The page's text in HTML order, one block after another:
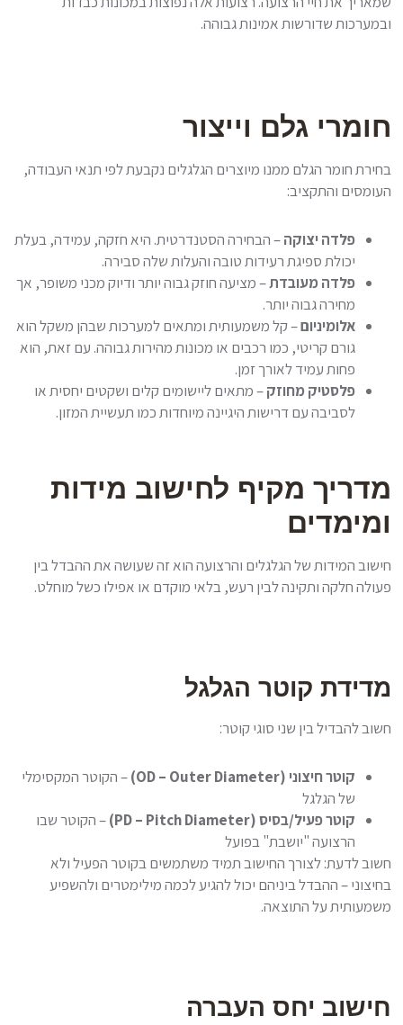
ובמערכות שדורשות אמינות גבוהה.
חומרי גלם וייצור
בחירת חומר הגלם ממנו מיוצרים הגלגלים נקבעת לפי תנאי העבודה,
העומסים והתקציב:
פלדה יצוקה– הבחירה הסטנדרטית. היא חזקה, עמידה, בעלת
יכולת ספיגת רעידות טובה והעלות שלה סבירה.
פלדה מעובדת– מציעה חוזק גבוה יותר ודיוק מכני משופר, אך
מחירה גבוה יותר.
אלומיניום– קל משמעותית ומתאים למערכות שבהן משקל הוא
גורם קריטי, כמו רכבים או מכונות מהירות גבוהה. עם זאת, הוא
פחות עמיד לאורך זמן.
פלסטיק מחוזק– מתאים ליישומים קלים ושקטים יחסית או
לסביבה עם דרישות היגיינה מיוחדות כמו תעשיית המזון.
מדריך מקיף לחישוב מידות
ומימדים
חישוב המידות של הגלגלים והרצועה הוא זה שעושה את ההבדל בין
פעולה חלקה ותקינה לבין רעש, בלאי מוקדם או אפילו כשל מוחלט.
מדידת קוטר הגלגל
חשוב להבדיל בין שני סוגי קוטר:
קוטר חיצוני (OD – Outer Diameter)
– הקוטר המקסימלי
של הגלגל
קוטר פעיל/בסיס (PD – Pitch Diameter)
– הקוטר שבו
הרצועה "יושבת" בפועל
חשוב לדעת: לצורך החישוב תמיד משתמשים בקוטר הפעיל ולא
בחיצוני – ההבדל ביניהם יכול להגיע לכמה מילימטרים ולהשפיע
משמעותית על התוצאה.
חישוב יחס העברה